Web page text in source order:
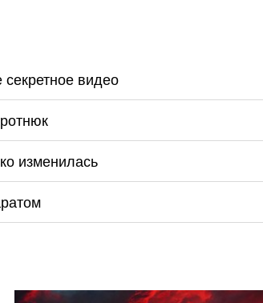
секретное видео
изменилась